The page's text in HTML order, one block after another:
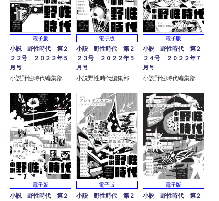
電子版
小説 野性時代 第２
２２号 ２０２２年５
月号
小説野性時代編集部
電子版
小説 野性時代 第２
２３号 ２０２２年６
月号
小説野性時代編集部
電子版
小説 野性時代 第２
２４号 ２０２２年７
月号
小説野性時代編集部
電子版
小説 野性時代 第２
電子版
小説 野性時代 第２
電子版
小説 野性時代 第２